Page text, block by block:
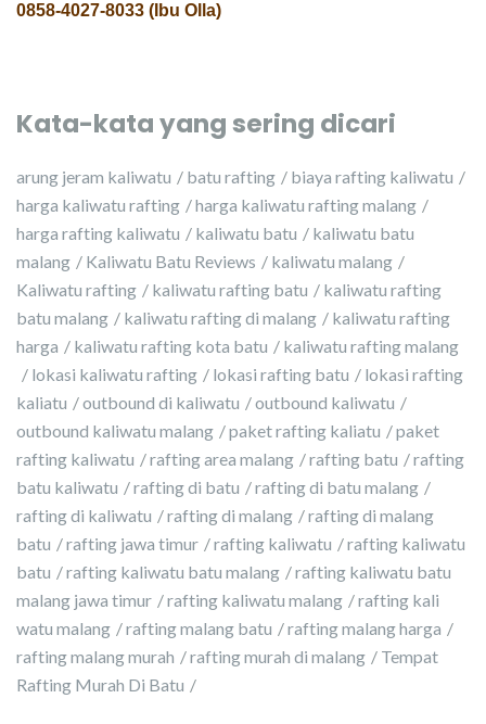
0858-4027-8033 (Ibu Olla)
Kata-kata yang sering dicari
arung jeram kaliwatu batu rafting
biaya rafting kaliwatu
harga kaliwatu rafting
harga kaliwatu rafting malang
harga rafting kaliwatu
kaliwatu batu
kaliwatu batu
malang
Kaliwatu Batu Reviews
kaliwatu malang
Kaliwatu rafting
kaliwatu rafting batu
kaliwatu rafting
batu malang
kaliwatu rafting di malang
kaliwatu rafting
harga
kaliwatu rafting kota batu
kaliwatu rafting malang
lokasi kaliwatu rafting
lokasi rafting batu
lokasi rafting
kaliatu
outbound di kaliwatu
outbound kaliwatu
outbound kaliwatu malang
paket rafting kaliatu
paket
rafting kaliwatu
rafting area malang rafting batu
rafting
batu kaliwatu
rafting di batu
rafting di batu malang
rafting di kaliwatu
rafting di malang
rafting di malang
batu
rafting jawa timur rafting kaliwatu
rafting kaliwatu
batu
rafting kaliwatu batu malang
rafting kaliwatu batu
malang jawa timur
rafting kaliwatu malang
rafting kali
watu malang
rafting malang batu
rafting malang harga
rafting malang murah
rafting murah di malang
Tempat
Rafting Murah Di Batu